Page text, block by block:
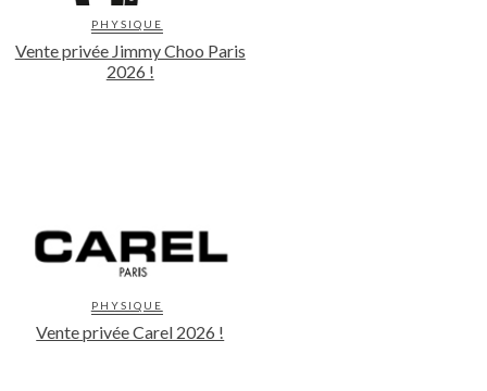
PHYSIQUE
Vente privée Jimmy Choo Paris
2026 !
PHYSIQUE
Vente privée Carel 2026 !